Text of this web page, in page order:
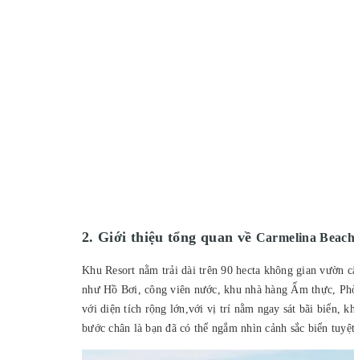
2. Giới thiệu tổng quan về Carmelina
Khu Resort nằm trải dài trên 90 hecta không gian vườn
như Hồ Bơi, công viên nước, khu nhà hàng Ẩm thực,
với diện tích rộng lớn,với vị trí nằm ngay sát bãi biển,
bước chân là bạn đã có thể ngắm nhìn cảnh sắc biển